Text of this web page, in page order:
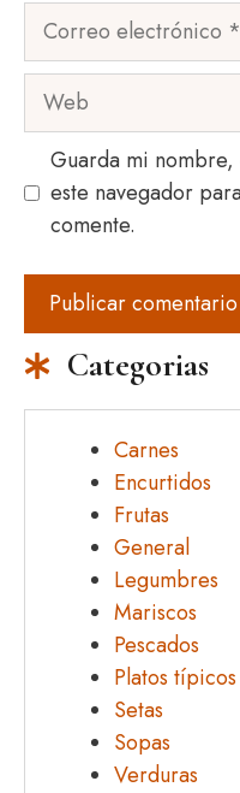
Correo
Web
Guarda mi
este navegador
comente.
Categorias
Carnes
Encurtidos
Frutas
General
Legumbres
Mariscos
Pescados
Platos típicos
Setas
Sopas
Verduras